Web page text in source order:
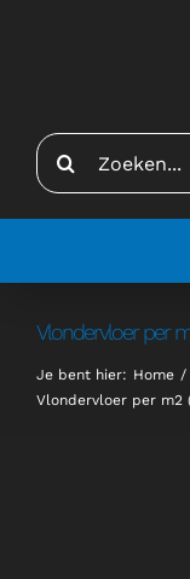
Zoeken
naar:
Tenten
Vlondervloer per
Je bent hier: Home
Vlondervloer per m2